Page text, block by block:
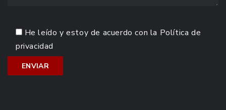
He leído y estoy de acuerdo con la Política de
privacidad